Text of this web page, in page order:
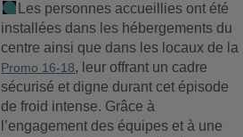
Les personnes accueillies ont été
installées dans les hébergements du
centre ainsi que dans les locaux de la
Promo 16-18, leur offrant un cadre
sécurisé et digne durant cet épisode
de froid intense. Grâce à
l’engagement des équipes et à une